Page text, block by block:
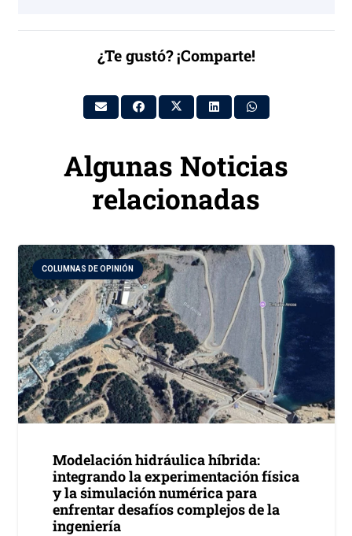
¿Te gustó? ¡Comparte!
Algunas Noticias
relacionadas
COLUMNAS DE OPINIÓN
Modelación hidráulica híbrida:
integrando la experimentación física
y la simulación numérica para
enfrentar desafíos complejos de la
ingeniería